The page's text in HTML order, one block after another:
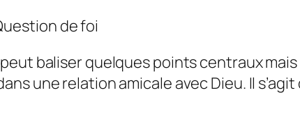
de foi
baliser quelques points centraux
une relation amicale avec Dieu. Il